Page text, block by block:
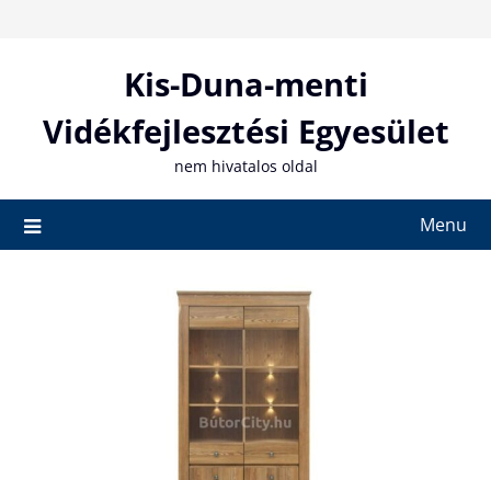
Kis-Duna-menti
Vidékfejlesztési Egyesület
nem hivatalos oldal
Menu